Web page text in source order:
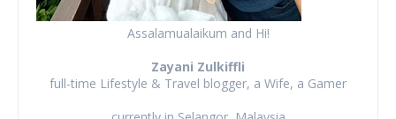
Assalamualaikum and Hi!
Zayani Zulkiffli
full-time Lifestyle & Travel blogger, a Wife, a Gamer